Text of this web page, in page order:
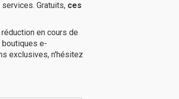
Gratuits, ces
en cours de
e-
exclusives, n'hésitez